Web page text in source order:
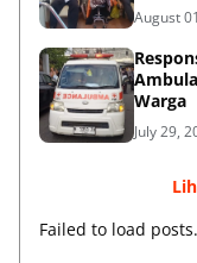
August
Warga
July 29,
Failed to load posts.